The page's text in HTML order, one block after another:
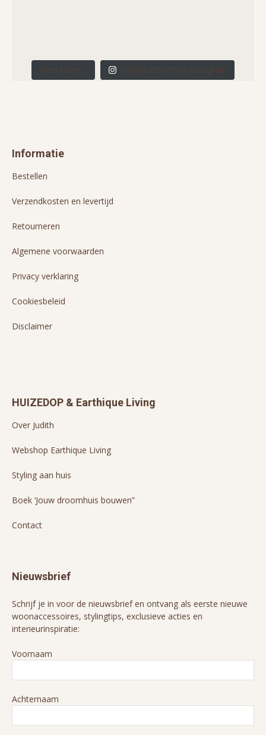
Meer laden... Volg HUIZEDOP op Instagram
Informatie
Bestellen
Verzendkosten en levertijd
Retourneren
Algemene voorwaarden
Privacy verklaring
Cookiesbeleid
Disclaimer
HUIZEDOP & Earthique Living
Over Judith
Webshop Earthique Living
Styling aan huis
Boek ‘Jouw droomhuis bouwen”
Contact
Nieuwsbrief
Schrijf je in voor de nieuwsbrief en ontvang als eerste nieuwe
woonaccessoires, stylingtips, exclusieve acties en
interieurinspiratie:
Voornaam
Achternaam